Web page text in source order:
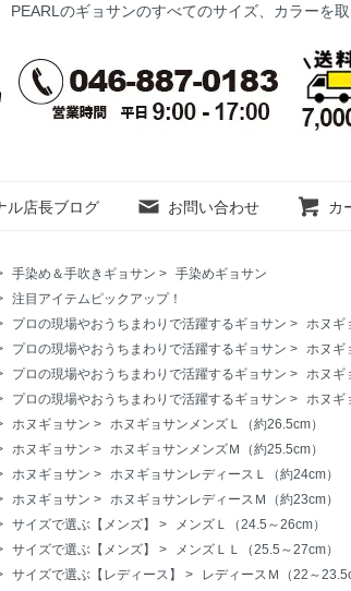
のギョサンのすべてのサイズ、カラーを
ル店長ブログ お問い合わせ カ
手染め＆手吹きギョサン > 手染めギョサン
注目アイテムピックアップ！
プロの現場やおうちまわりで活躍するギョサン > ホヌギ
プロの現場やおうちまわりで活躍するギョサン > ホヌギ
プロの現場やおうちまわりで活躍するギョサン > ホヌギ
プロの現場やおうちまわりで活躍するギョサン > ホヌギ
ホヌギョサン > ホヌギョサンメンズＬ（約26.5cm）
ホヌギョサン > ホヌギョサンメンズＭ（約25.5cm）
ホヌギョサン > ホヌギョサンレディースＬ（約24cm）
ホヌギョサン > ホヌギョサンレディースＭ（約23cm）
サイズで選ぶ【メンズ】 >
メンズＬ（24.5～26cm）
サイズで選ぶ【メンズ】 >
メンズＬＬ（25.5～27cm）
サイズで選ぶ【レディース】 >
レディースＭ（22～